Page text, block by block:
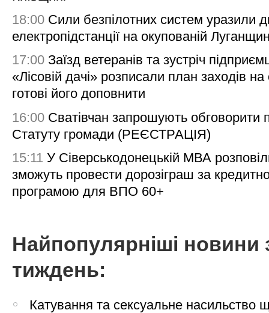
18:00 Сили безпілотних систем уразили
електропідстанції на окупованій
17:00 Заїзд ветеранів та зустріч
«Лісовій дачі» розписали план заходів на
готові його доповнити
16:00 Сватівчан запрошують обговорити
Статуту громади (РЕЄСТРАЦІЯ)
15:11 У Сіверськодонецькій МВА
зможуть провести дорозіграш за
програмою для ВПО 60+
Найпопулярніші новини
тиждень:
Катування та сексуальне насильство